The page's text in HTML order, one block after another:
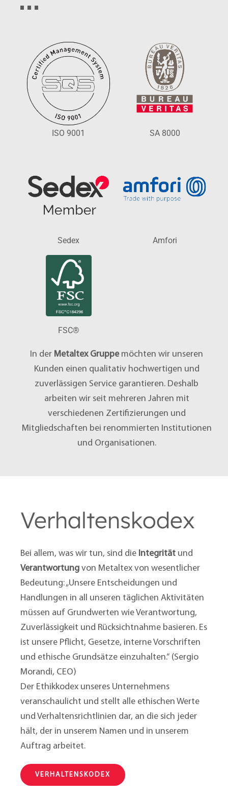
ISO 9001 SA 8000
FSC®
Sedex Amfori
In der Metaltex Gruppemöchten wir unseren
Kunden einen qualitativ hochwertigen und
zuverlässigen Service garantieren. Deshalb
arbeiten wir seit mehreren Jahren mit
verschiedenen Zertifizierungen und
Mitgliedschaften bei renommierten Institutionen
und Organisationen.
Verhaltenskodex
Bei allem, was wir tun, sind die Integritätund
Verantwortungvon Metaltex von wesentlicher
Bedeutung: „Unsere Entscheidungen und
Handlungen in all unseren täglichen Aktivitäten
müssen auf Grundwerten wie Verantwortung,
Zuverlässigkeit und Rücksichtnahme basieren. Es
ist unsere Pflicht, Gesetze, interne Vorschriften
und ethische Grundsätze einzuhalten.“ (Sergio
Morandi, CEO)
Der Ethikkodex unseres Unternehmens
veranschaulicht und stellt alle ethischen Werte
und Verhaltensrichtlinien dar, an die sich jeder
hält, der in unserem Namen und in unserem
Auftrag arbeitet.
VERHALTENSKODEX